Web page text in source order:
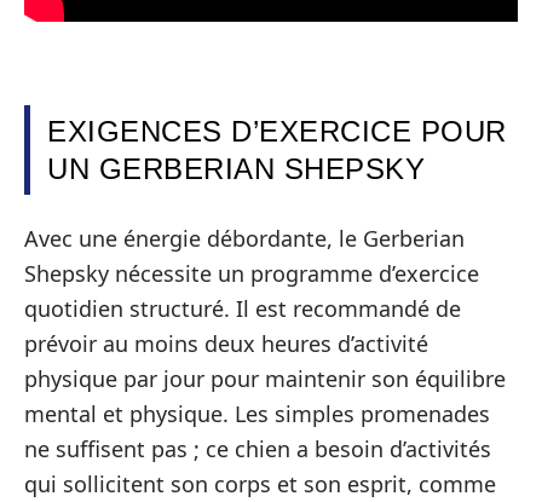
EXIGENCES D’EXERCICE POUR
UN GERBERIAN SHEPSKY
Avec une énergie débordante, le Gerberian
Shepsky nécessite un programme d’exercice
quotidien structuré. Il est recommandé de
prévoir au moins deux heures d’activité
physique par jour pour maintenir son équilibre
mental et physique. Les simples promenades
ne suffisent pas ; ce chien a besoin d’activités
qui sollicitent son corps et son esprit, comme